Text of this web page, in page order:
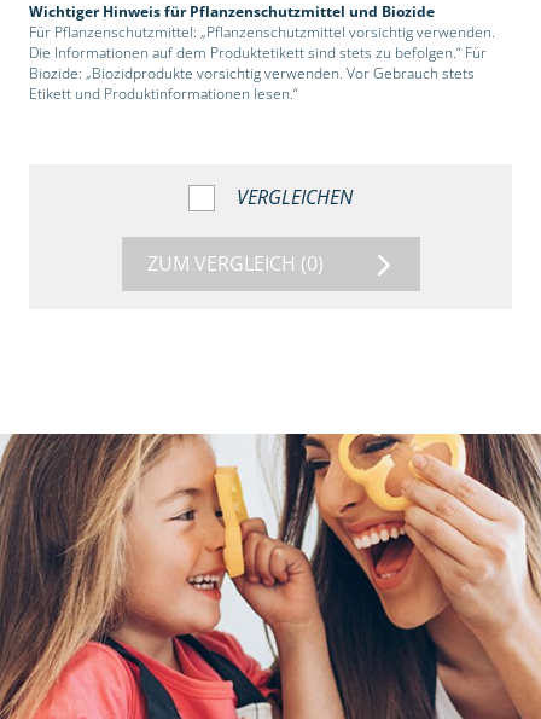
Wichtiger Hinweis für Pflanzenschutzmittel und Biozide
Für Pflanzenschutzmittel: „Pflanzenschutzmittel vorsichtig verwenden.
Die Informationen auf dem Produktetikett sind stets zu befolgen.“ Für
Biozide: „Biozidprodukte vorsichtig verwenden. Vor Gebrauch stets
Etikett und Produktinformationen lesen.“
VERGLEICHEN
ZUM VERGLEICH (0)